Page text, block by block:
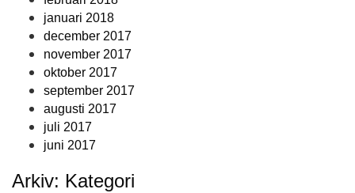
januari 2018
december 2017
november 2017
oktober 2017
september 2017
augusti 2017
juli 2017
juni 2017
Arkiv: Kategori